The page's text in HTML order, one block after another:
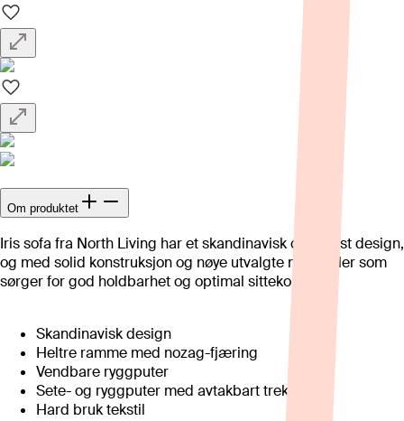
Om produktet
Iris sofa fra North Living har et skandinavisk og tidløst design,
og med solid konstruksjon og nøye utvalgte materialer som
sørger for god holdbarhet og optimal sittekomfort.
Skandinavisk design
Heltre ramme med nozag-fjæring
Vendbare ryggputer
Sete- og ryggputer med avtakbart trekk
Hard bruk tekstil